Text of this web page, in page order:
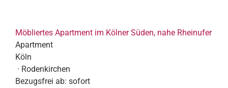
Möbliertes Apartment im Kölner Süden, nahe Rheinufer
Apartment
Köln
· Rodenkirchen
Bezugsfrei ab: sofort